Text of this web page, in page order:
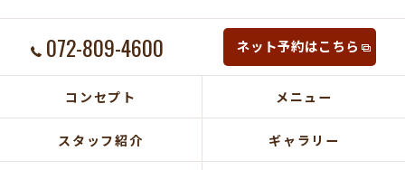
072-809-4600 ネット予約はこちら
コンセプト メニュー
スタッフ紹介 ギャラリー